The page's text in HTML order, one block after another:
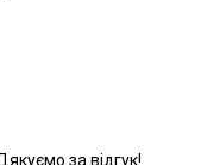
за відгук!